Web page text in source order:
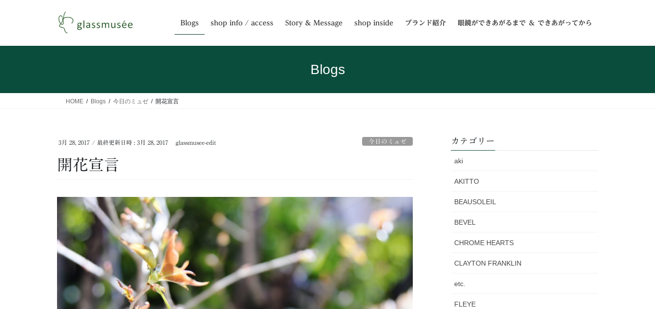
Blogs shop info / access Story & Message shop inside ブランド紹介 眼鏡ができあがるまで ＆ できあがってから
Blogs
HOME Blogs 今日のミュゼ 開花宣言
3月 28, 2017 / 最終更新日時 : 3月 28, 2017 glassmusee-edit 今日のミュゼ
開花宣言
カテゴリー
aki
AKITTO
BEAUSOLEIL
BEVEL
CHROME HEARTS
CLAYTON FRANKLIN
etc.
FLEYE